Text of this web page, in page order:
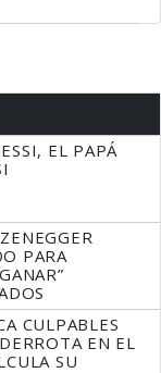
EL PAPÁ
PARA
CULPABLES
EN EL
SU